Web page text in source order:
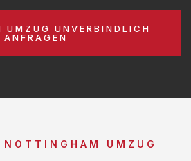
UMZUG UNVERBINDLICH
ANFRAGEN
UMZUG